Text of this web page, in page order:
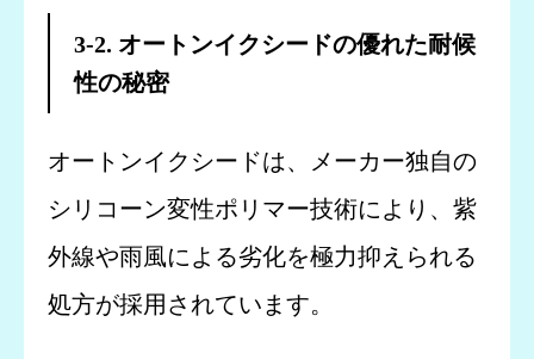
3-2. オートンイクシードの優れた耐候
性の秘密
オートンイクシードは、メーカー独自の
シリコーン変性ポリマー技術により、紫
外線や雨風による劣化を極力抑えられる
処方が採用されています。